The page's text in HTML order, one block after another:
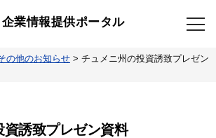
業情報提供ポータル
の他のお知らせ > チュメニ州の投資誘致プレゼン
資誘致プレゼン資料